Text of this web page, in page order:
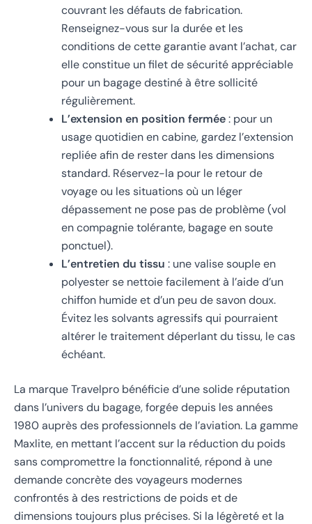
couvrant les défauts de fabrication.
Renseignez-vous sur la durée et les
conditions de cette garantie avant l’achat, car
elle constitue un filet de sécurité appréciable
pour un bagage destiné à être sollicité
régulièrement.
L’extension en position fermée: pour un
usage quotidien en cabine, gardez l’extension
repliée afin de rester dans les dimensions
standard. Réservez-la pour le retour de
voyage ou les situations où un léger
dépassement ne pose pas de problème (vol
en compagnie tolérante, bagage en soute
ponctuel).
L’entretien du tissu : une valise souple en
polyester se nettoie facilement à l’aide d’un
chiffon humide et d’un peu de savon doux.
Évitez les solvants agressifs qui pourraient
altérer le traitement déperlant du tissu, le cas
échéant.
La marque Travelpro bénéficie d’une solide réputation
dans l’univers du bagage, forgée depuis les années
1980 auprès des professionnels de l’aviation. La gamme
Maxlite, en mettant l’accent sur la réduction du poids
sans compromettre la fonctionnalité, répond à une
demande concrète des voyageurs modernes
confrontés à des restrictions de poids et de
dimensions toujours plus précises. Si la légèreté et la